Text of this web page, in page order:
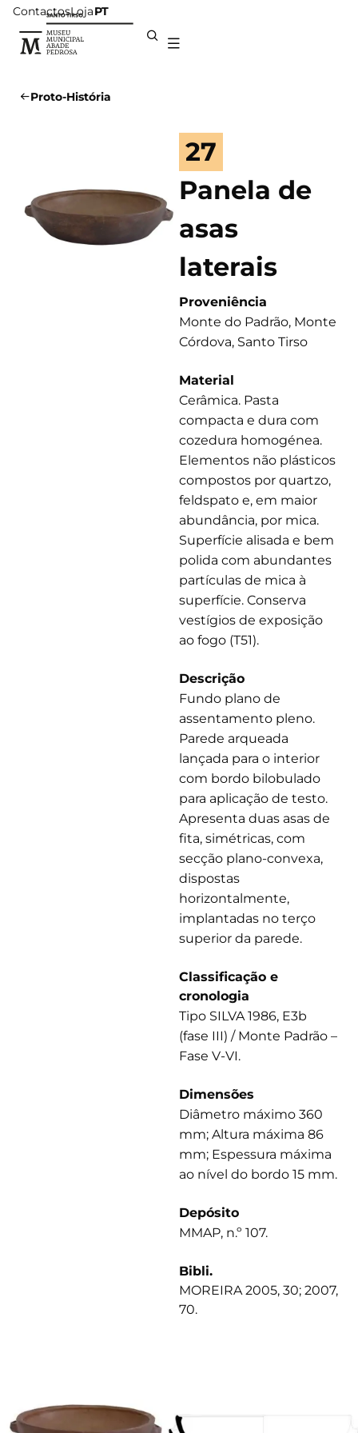
ContactosLojaPT
Proto-História
27
Panela de
asas
laterais
Proveniência
Monte do Padrão, Monte
Córdova, Santo Tirso
Material
Cerâmica. Pasta
compacta e dura com
cozedura homogénea.
Elementos não plásticos
compostos por quartzo,
feldspato e, em maior
abundância, por mica.
Superfície alisada e bem
polida com abundantes
partículas de mica à
superfície. Conserva
vestígios de exposição
ao fogo (T51).
Descrição
Fundo plano de
assentamento pleno.
Parede arqueada
lançada para o interior
com bordo bilobulado
para aplicação de testo.
Apresenta duas asas de
fita, simétricas, com
secção plano-convexa,
dispostas
horizontalmente,
implantadas no terço
superior da parede.
Classificação e
cronologia
Tipo SILVA 1986, E3b
(fase III) / Monte Padrão –
Fase V-VI.
Dimensões
Diâmetro máximo 360
mm; Altura máxima 86
mm; Espessura máxima
ao nível do bordo 15 mm.
Depósito
MMAP, n.º 107.
Bibli.
MOREIRA 2005, 30; 2007,
70.